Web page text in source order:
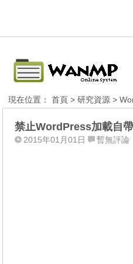
現在位置：首頁 >研究資源 >
禁止WordPress加載自
2015年01月01日 暫無評論